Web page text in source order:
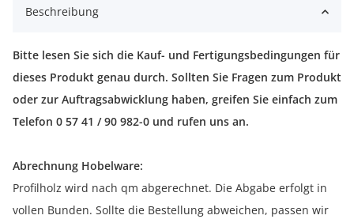
Beschreibung
Bitte lesen Sie sich die Kauf- und Fertigungsbedingungen für
dieses Produkt genau durch. Sollten Sie Fragen zum Produkt
oder zur Auftragsabwicklung haben, greifen Sie einfach zum
Telefon 0 57 41 / 90 982-0 und rufen uns an.
Abrechnung Hobelware:
Profilholz wird nach qm abgerechnet. Die Abgabe erfolgt in
vollen Bunden. Sollte die Bestellung abweichen, passen wir